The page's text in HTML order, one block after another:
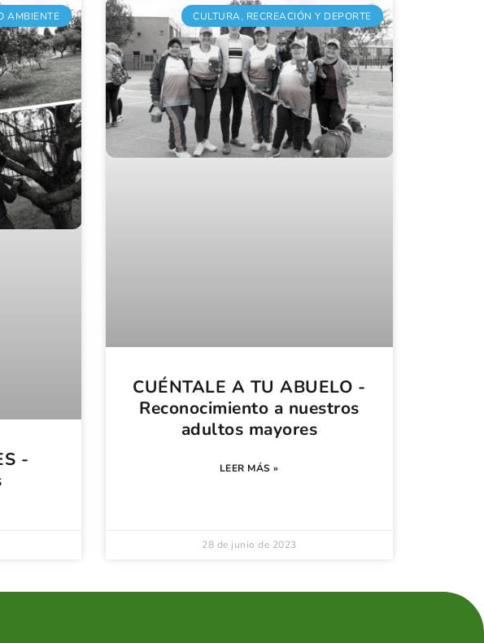
AMBIENTE
-
CULTURA, RECREACIÓN Y DEPORTE
CUÉNTALE A TU ABUELO -
Reconocimiento a nuestros
adultos mayores
LEER MÁS »
28 de junio de 2023